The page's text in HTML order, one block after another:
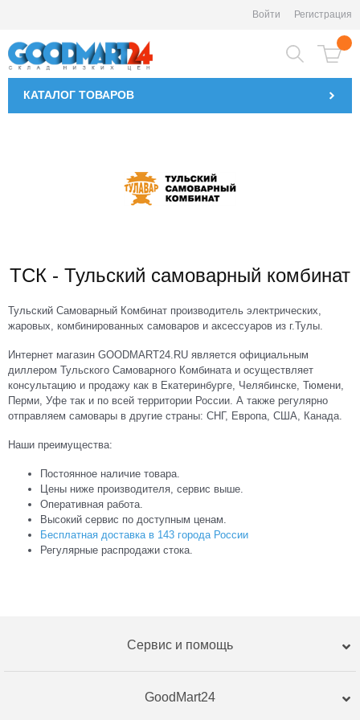
Войти Регистрация
КАТАЛОГ ТОВАРОВ
ТСК - Тульский самоварный комбинат
Тульский Самоварный Комбинат производитель электрических,
жаровых, комбинированных самоваров и аксессуаров из г.Тулы.
Интернет магазин GOODMART24.RU является официальным
диллером Тульского Самоварного Комбината и осуществляет
консультацию и продажу как в Екатеринбурге, Челябинске, Тюмени,
Перми, Уфе так и по всей территории России. А также регулярно
отправляем самовары в другие страны: СНГ, Европа, США, Канада.
Наши преимущества:
Постоянное наличие товара.
Цены ниже производителя, сервис выше.
Оперативная работа.
Высокий сервис по доступным ценам.
Бесплатная доставка в 143 города России
Регулярные распродажи стока.
Сервис и помощь
GoodMart24